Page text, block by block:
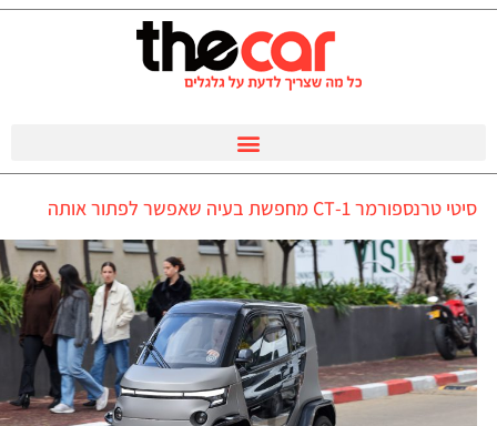
סיטי טרנספורמר 1-CT מחפשת בעיה שאפשר לפתור אותה